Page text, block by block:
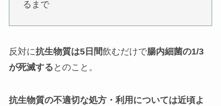
るまで
反対に抗生物質は5日間飲むだけで腸内細菌の1/3
が死滅する とのこと。
抗生物質の不適切な処方・利用については近頃よ